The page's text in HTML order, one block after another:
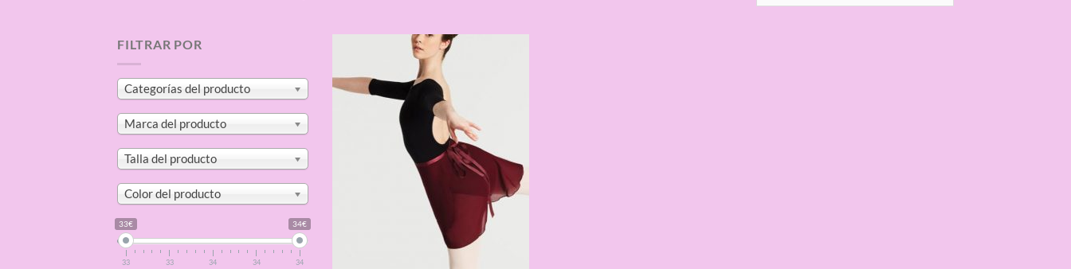
FILTRAR POR
Categorías del producto
Marca del producto
Talla del producto
Color del producto
33€ 34€
33 33 34 34 34